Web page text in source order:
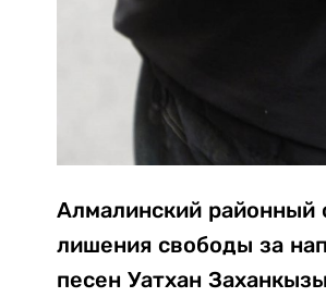
Алмалинский районный
лишения свободы за
песен Уатхан